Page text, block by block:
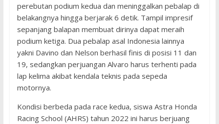
perebutan podium kedua dan meninggalkan pebalap di
belakangnya hingga berjarak 6 detik. Tampil impresif
sepanjang balapan membuat dirinya dapat meraih
podium ketiga. Dua pebalap asal Indonesia lainnya
yakni Davino dan Nelson berhasil finis di posisi 11 dan
19, sedangkan perjuangan Alvaro harus terhenti pada
lap kelima akibat kendala teknis pada sepeda
motornya.
Kondisi berbeda pada race kedua, siswa Astra Honda
Racing School (AHRS) tahun 2022 ini harus berjuang